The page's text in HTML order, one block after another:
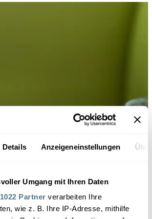
Details Anzeigeneinstellungen
Umgang mit Ihren Daten
Partner verarbeiten Ihre
wie z. B. Ihre IP-Adresse, mithilfe